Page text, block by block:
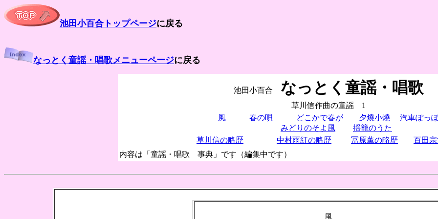
池田小百合トップページに戻る
なっとく童謡・唱歌メニューページに戻る
池田小百合 なっとく童謡・唱歌
草川信作曲の童謡 1
風
春の唄 どこかで春が 夕燒小燒
汽車ぽっ
みどりのそよ風
揺籠のうた
草川信の略歴
中村雨紅の略歴 冨原薫の略歴
百田
内容は「童謡・唱歌 事典」です（編集中です）
風